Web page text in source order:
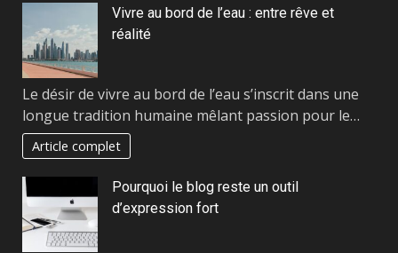
Vivre au bord de l’eau : entre rêve et
réalité
Le désir de vivre au bord de l’eau s’inscrit dans une
longue tradition humaine mêlant passion pour le…
Article complet
Pourquoi le blog reste un outil
d’expression fort